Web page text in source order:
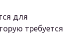
для
требуется